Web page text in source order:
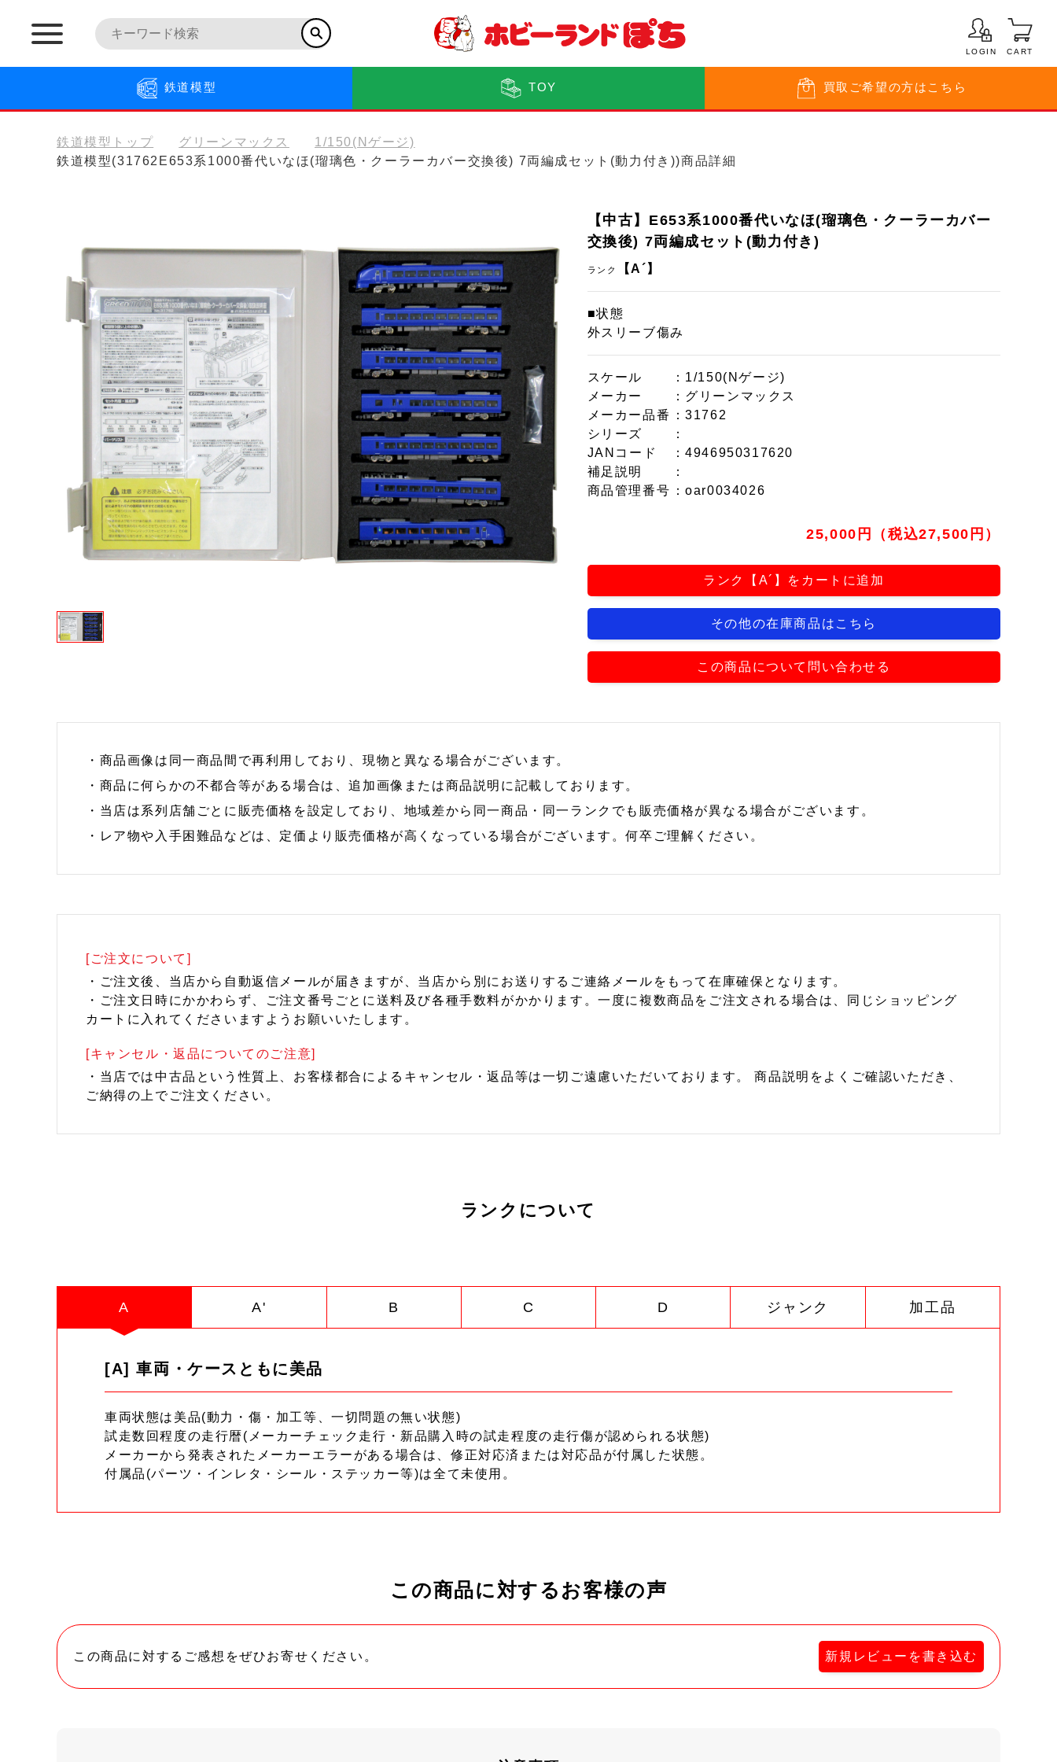
LOGIN CART
鉄道模型 TOY 買取 ご希望の方はこちら
鉄道模型トップ グリーンマックス
1/150(Nゲージ)
鉄道模型(31762E653系1000番代いなほ(瑠璃色・クーラーカバー交換後) 7両編成セット(動力付き))商品詳細
【中古】E653系1000番代いなほ(瑠璃色・クーラーカバー
交換後) 7両編成セット(動力付き)
ランク 【A´】
■状態
外スリーブ傷み
スケール
：1/150(Nゲージ)
メーカー
：グリーンマックス
メーカー品番
：31762
シリーズ
：
JANコード
：4946950317620
補足説明
：
商品管理番号 ：oar0034026
25,000円（税込27,500円）
ランク【A´】をカートに追加
その他の在庫商品はこちら
この商品について問い合わせる
・商品画像は同一商品間で再利用しており、現物と異なる場合がございます。
・商品に何らかの不都合等がある場合は、追加画像または商品説明に記載しております。
・当店は系列店舗ごとに販売価格を設定しており、地域差から同一商品・同一ランクでも販売価格が異なる場合がございます。
・レア物や入手困難品などは、定価より販売価格が高くなっている場合がございます。何卒ご理解ください。
[ご注文について]
・ご注文後、当店から自動返信メールが届きますが、当店から別にお送りするご連絡メールをもって在庫確保となります。
・ご注文日時にかかわらず、ご注文番号ごとに送料及び各種手数料がかかります。一度に複数商品をご注文される場合は、同じショッピング
カートに入れてくださいますようお願いいたします。
[キャンセル・返品についてのご注意]
・当店では中古品という性質上、お客様都合によるキャンセル・返品等は一切ご遠慮いただいております。 商品説明をよくご確認いただき、
ご納得の上でご注文ください。
ランクについて
A A' B C D ジャンク 加工品
[A] 車両・ケースともに美品
車両状態は美品(動力・傷・加工等、一切問題の無い状態)
試走数回程度の走行暦(メーカーチェック走行・新品購入時の試走程度の走行傷が認められる状態)
メーカーから発表されたメーカーエラーがある場合は、修正対応済または対応品が付属した状態。
付属品(パーツ・インレタ・シール・ステッカー等)は全て未使用。
この商品に対するお客様の声
この商品に対するご感想をぜひお寄せください。 新規レビューを書き込む